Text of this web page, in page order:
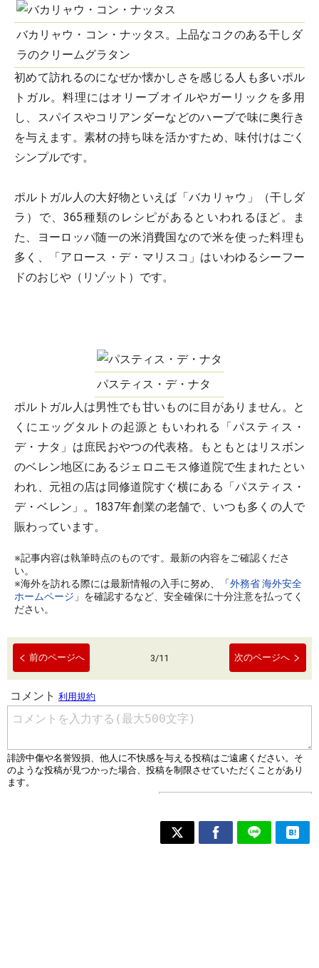
バカリャウ・コン・ナッタス。上品なコクのある干しダ
ラのクリームグラタン
初めて訪れるのになぜか懐かしさを感じる人も多いポル
トガル。料理にはオリーブオイルやガーリックを多用
し、スパイスやコリアンダーなどのハーブで味に奥行き
を与えます。素材の持ち味を活かすため、味付けはごく
シンプルです。
ポルトガル人の大好物といえば「バカリャウ」（干しダ
ラ）で、365種類のレシピがあるといわれるほど。ま
た、ヨーロッパ随一の米消費国なので米を使った料理も
多く、「アロース・デ・マリスコ」はいわゆるシーフー
ドのおじや（リゾット）です。
パスティス・デ・ナタ
ポルトガル人は男性でも甘いものに目がありません。と
くにエッグタルトの起源ともいわれる「パスティス・
デ・ナタ」は庶民おやつの代表格。もともとはリスボン
のベレン地区にあるジェロニモス修道院で生まれたとい
われ、元祖の店は同修道院すぐ横にある「パスティス・
デ・ベレン」。1837年創業の老舗で、いつも多くの人で
賑わっています。
※記事内容は執筆時点のものです。最新の内容をご確認くださ
い。
※海外を訪れる際には最新情報の入手に努め、「外務省 海外安全
ホームページ 」を確認するなど、安全確保に十分注意を払ってく
ださい。
前のページへ 3/11 次のページへ